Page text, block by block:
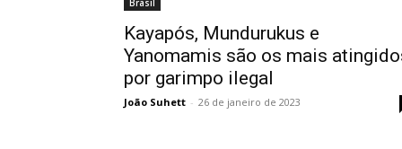
Kayapós, Mundurukus e
Yanomamis são os mais
por garimpo ilegal
João Suhett - 26 de janeiro de 2023